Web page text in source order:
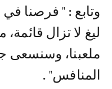
وتابع : " فرصنا في
ليغ لا تزال
ملعبنا، وسنسعى
المنافس" .